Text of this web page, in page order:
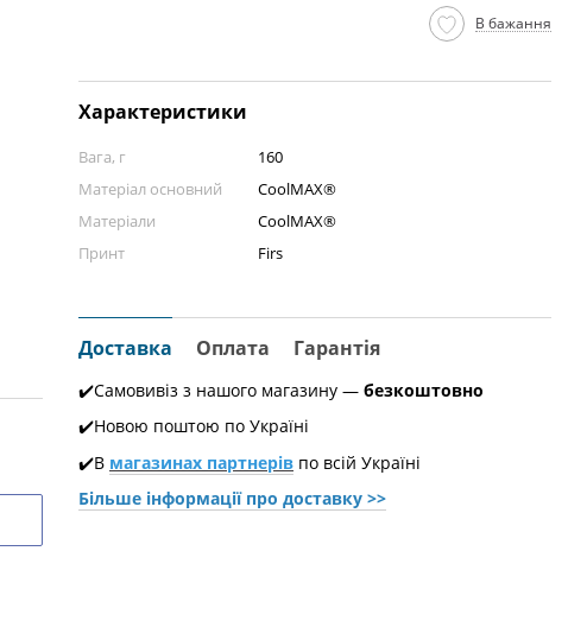
В бажання
Характеристики
Вага, г
160
Матеріал основний
CoolMAX®
Матеріали
CoolMAX®
Принт
Firs
Доставка Оплата Гарантія
✔️Самовивіз з нашого магазину — безкоштовно
✔️Новою поштою по Україні
✔️В магазинах партнерів по всій Україні
Більше інформації про доставкy >>